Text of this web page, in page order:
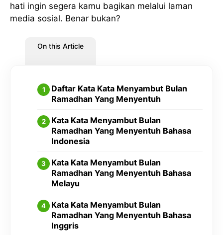
hati ingin segera kamu bagikan melalui laman
media sosial. Benar bukan?
On this Article
Daftar Kata Kata Menyambut Bulan
Ramadhan Yang Menyentuh
Kata Kata Menyambut Bulan
Ramadhan Yang Menyentuh Bahasa
Indonesia
Kata Kata Menyambut Bulan
Ramadhan Yang Menyentuh Bahasa
Melayu
Kata Kata Menyambut Bulan
Ramadhan Yang Menyentuh Bahasa
Inggris